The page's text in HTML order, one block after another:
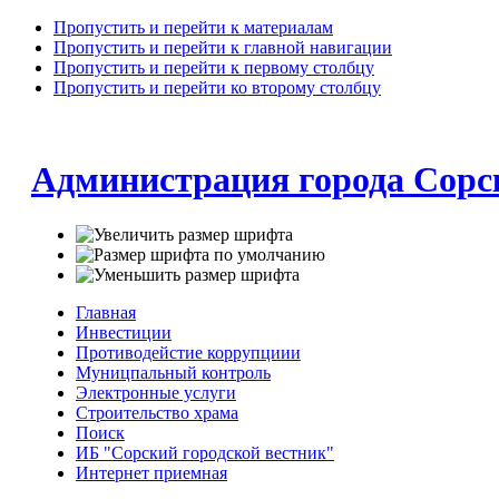
Пропустить и перейти к материалам
Пропустить и перейти к главной навигации
Пропустить и перейти к первому столбцу
Пропустить и перейти ко второму столбцу
Администрация города
Главная
Инвестиции
Противодейстие коррупциии
Муницпальный контроль
Электронные услуги
Строительство храма
Поиск
ИБ "Сорский городской вестник"
Интернет приемная